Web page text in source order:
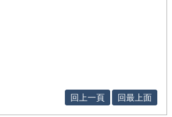
回上一頁 回最上面